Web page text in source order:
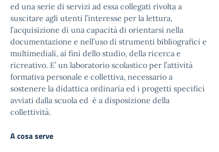
ed una serie di servizi ad essa collegati rivolta a
suscitare agli utenti l’interesse per la lettura,
l’acquisizione di una capacità di orientarsi nella
documentazione e nell’uso di strumenti bibliografici e
multimediali, ai fini dello studio, della ricerca e
ricreativo. E’ un laboratorio scolastico per l’attività
formativa personale e collettiva, necessario a
sostenere la didattica ordinaria ed i progetti specifici
avviati dalla scuola ed è a disposizione della
collettività.
A cosa serve